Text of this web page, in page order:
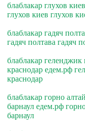
блаблакар глухов
глухов киев глухов
блаблакар гадяч
гадяч полтава гадяч
блаблакар геленджик
краснодар едем.рф
краснодар
блаблакар горно
барнаул едем.рф
барнаул